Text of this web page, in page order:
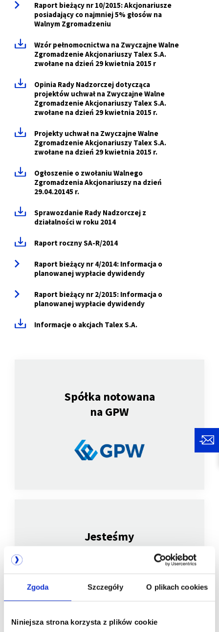
Zgoda Szczegóły O plikach cookies
Niniejsza strona korzysta z plików cookie
Raport bieżący nr 10/2015: Akcjonariusze
posiadający co najmniej 5% głosów na
Walnym Zgromadzeniu
Wzór pełnomocnictwa na Zwyczajne Walne
Zgromadzenie Akcjonariuszy Talex S.A.
zwołane na dzień 29 kwietnia 2015 r
Opinia Rady Nadzorczej dotycząca
projektów uchwał na Zwyczajne Walne
Zgromadzenie Akcjonariuszy Talex S.A.
zwołane na dzień 29 kwietnia 2015 r.
Projekty uchwał na Zwyczajne Walne
Zgromadzenie Akcjonariuszy Talex S.A.
zwołane na dzień 29 kwietnia 2015 r.
Ogłoszenie o zwołaniu Walnego
Zgromadzenia Akcjonariuszy na dzień
29.04.20145 r.
Sprawozdanie Rady Nadzorczej z
działalności w roku 2014
Raport roczny SA-R/2014
Raport bieżący nr 4/2014: Informacja o
planowanej wypłacie dywidendy
Raport bieżący nr 2/2015: Informacja o
planowanej wypłacie dywidendy
Informacje o akcjach Talex S.A.
Spółka notowana
na GPW
Jesteśmy